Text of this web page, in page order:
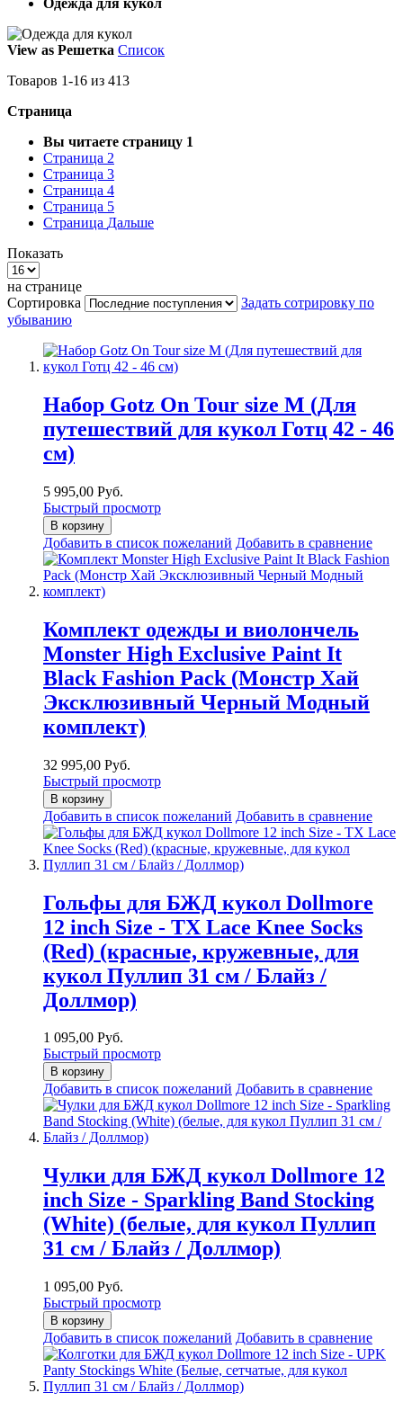
Одежда для кукол
View as Решетка Список
Товаров 1-16 из 413
Страница
Вы читаете страницу 1
Страница 2
Страница 3
Страница 4
Страница 5
Страница Дальше
Показать
на странице
Сортировка
Задать сотрировку по
убыванию
Набор Gotz On Tour size M (Для
путешествий для кукол Готц 42 - 46
см)
5 995,00 Руб.
Быстрый просмотр
В корзину
Добавить в список пожеланий Добавить в сравнение
Комплект одежды и виолончель
Monster High Exclusive Paint It
Black Fashion Pack (Монстр Хай
Эксклюзивный Черный Модный
комплект)
32 995,00 Руб.
Быстрый просмотр
В корзину
Добавить в список пожеланий Добавить в сравнение
Гольфы для БЖД кукол Dollmore
12 inch Size - TX Lace Knee Socks
(Red) (красные, кружевные, для
кукол Пуллип 31 см / Блайз /
Доллмор)
1 095,00 Руб.
Быстрый просмотр
В корзину
Добавить в список пожеланий Добавить в сравнение
Чулки для БЖД кукол Dollmore 12
inch Size - Sparkling Band Stocking
(White) (белые, для кукол Пуллип
31 см / Блайз / Доллмор)
1 095,00 Руб.
Быстрый просмотр
В корзину
Добавить в список пожеланий Добавить в сравнение